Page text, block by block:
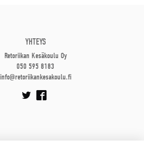
YHTEYS
Retoriikan Kesäkoulu Oy
050 595 8183
info@retoriikankesakoulu.fi